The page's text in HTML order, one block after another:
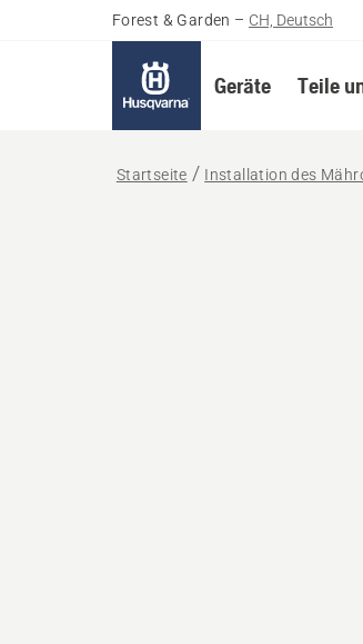
Forest & Garden – CH, Deutsch
Geräte Teile
Startseite Installation des